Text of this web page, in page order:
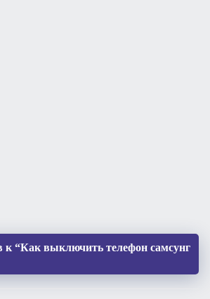
к “Как выключить телефон самсунг